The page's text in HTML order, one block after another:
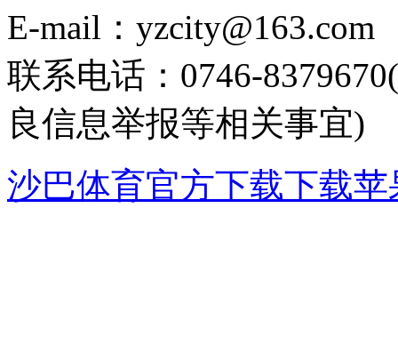
E-mail：yzcity@163.com
联系电话：0746-
良信息举报等相关事宜)
沙巴体育官方下载下载苹